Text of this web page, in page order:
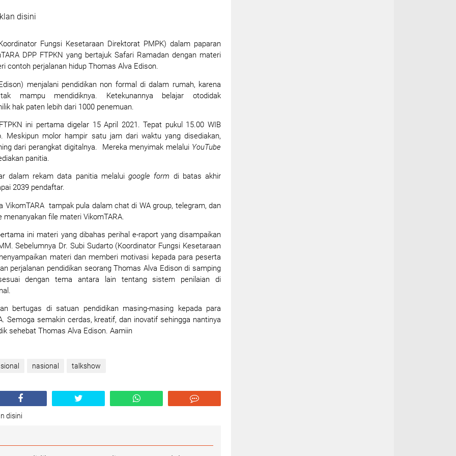
disini
Fungsi Kesetaraan Direktorat PMPK) dalam paparan
DPP FTPKN yang bertajuk Safari Ramadan dengan materi
contoh perjalanan hidup Thomas Alva Edison.
menjalani pendidikan non formal di dalam rumah, karena
mampu mendidiknya. Ketekunannya belajar otodidak
hak paten lebih dari 1000 penemuan.
ini pertama digelar 15 April 2021. Tepat pukul 15.00 WIB
Meskipun molor hampir satu jam dari waktu yang disediakan,
dari perangkat digitalnya.  Mereka menyimak melalui YouTube
panitia.
dalam rekam data panitia melalui google form di batas akhir
2039 pendaftar.
VikomTARA  tampak pula dalam chat di WA group, telegram, dan
menanyakan file materi VikomTARA.
ini materi yang dibahas perihal e-raport yang disampaikan
Sebelumnya Dr. Subi Sudarto (Koordinator Fungsi Kesetaraan
materi dan memberi motivasi kepada para peserta
perjalanan pendidikan seorang Thomas Alva Edison di samping
dengan tema antara lain tentang sistem penilaian di
bertugas di satuan pendidikan masing-masing kepada para
Semoga semakin cerdas, kreatif, dan inovatif sehingga nantinya
sehebat Thomas Alva Edison. Aamiin
nasional talkshow
disini